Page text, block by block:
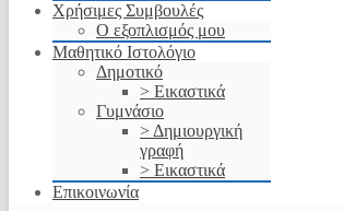
Χρήσιμες Συμβουλές
Ο εξοπλισμός μου
Μαθητικό Ιστολόγιο
Δημοτικό
> Εικαστικά
Γυμνάσιο
> Δημιουργική
γραφή
> Εικαστικά
Επικοινωνία